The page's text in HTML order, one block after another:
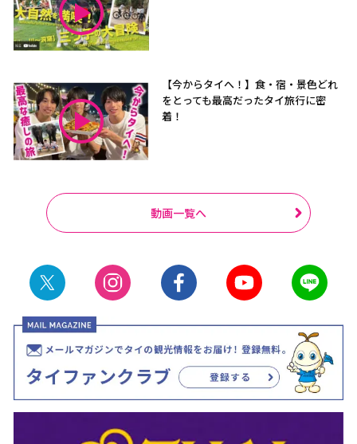
【今からタイへ！】食・宿・景色どれ
をとっても最高だったタイ旅行に密
着！
動画一覧へ